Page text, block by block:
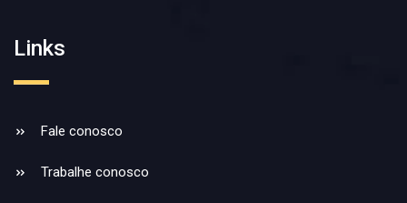
Links
Fale conosco
Trabalhe conosco